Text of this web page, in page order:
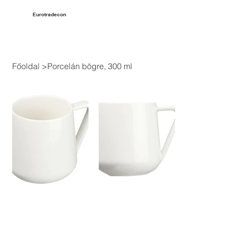
Eurotradecon
Főoldal >Porcelán bögre, 300 ml